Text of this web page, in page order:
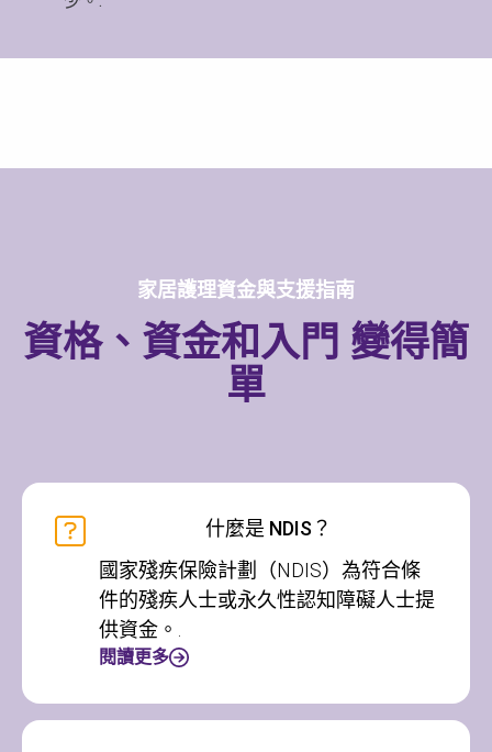
家居護理資金與支援指南
資格、資金和入門 變得簡
單
什麼是 NDIS？
國家殘疾保險計劃（NDIS）為符合條
件的殘疾人士或永久性認知障礙人士提
供資金。.
閱讀更多